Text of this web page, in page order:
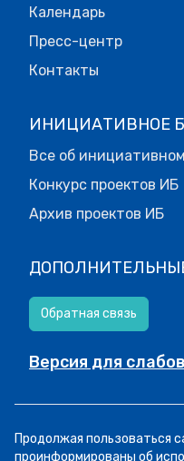
Календарь
Пресс-центр
Контакты
ИНИЦИАТИВНОЕ
Все об
Конкурс проектов ИБ
Архив проектов ИБ
Обратная связь
Версия для
Все права защищены.
Продолжая пользоваться
проинформированы об